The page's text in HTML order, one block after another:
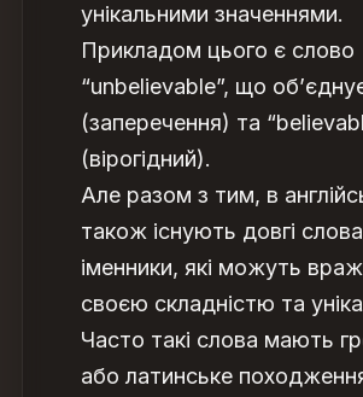
унікальними значеннями.
Прикладом цього є слово
“unbelievable”, що
(заперечення) та
(вірогідний).
Але разом з тим, в
також існують довгі слова
іменники, які можуть
своєю складністю та
Часто такі слова мають
або латинське